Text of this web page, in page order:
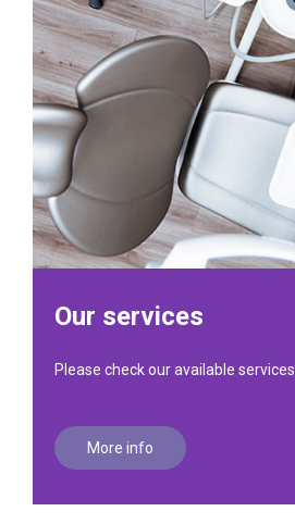
Our services
Please check our available services
More info